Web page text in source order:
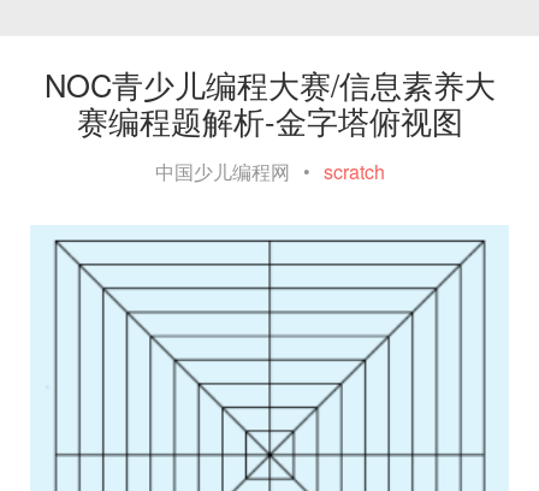
NOC青少儿编程大赛/信息素养大
赛编程题解析-金字塔俯视图
中国少儿编程网 • scratch